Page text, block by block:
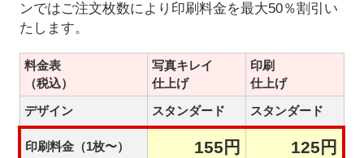
ンではご注文枚数により印刷料金を最大50％割引い
たします。
料金表
（税込）
写真キレイ
仕上げ
印刷
仕上げ
デザイン
スタンダード スタンダード
印刷料金（1枚〜） 155円 125円